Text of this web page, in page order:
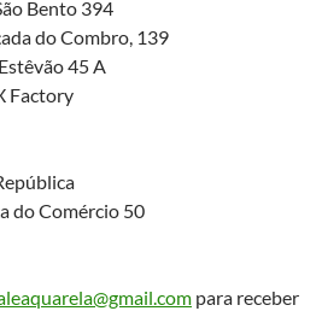
Bento 394
do Combro, 139
45 A
Factory
do Comércio 50
para receber